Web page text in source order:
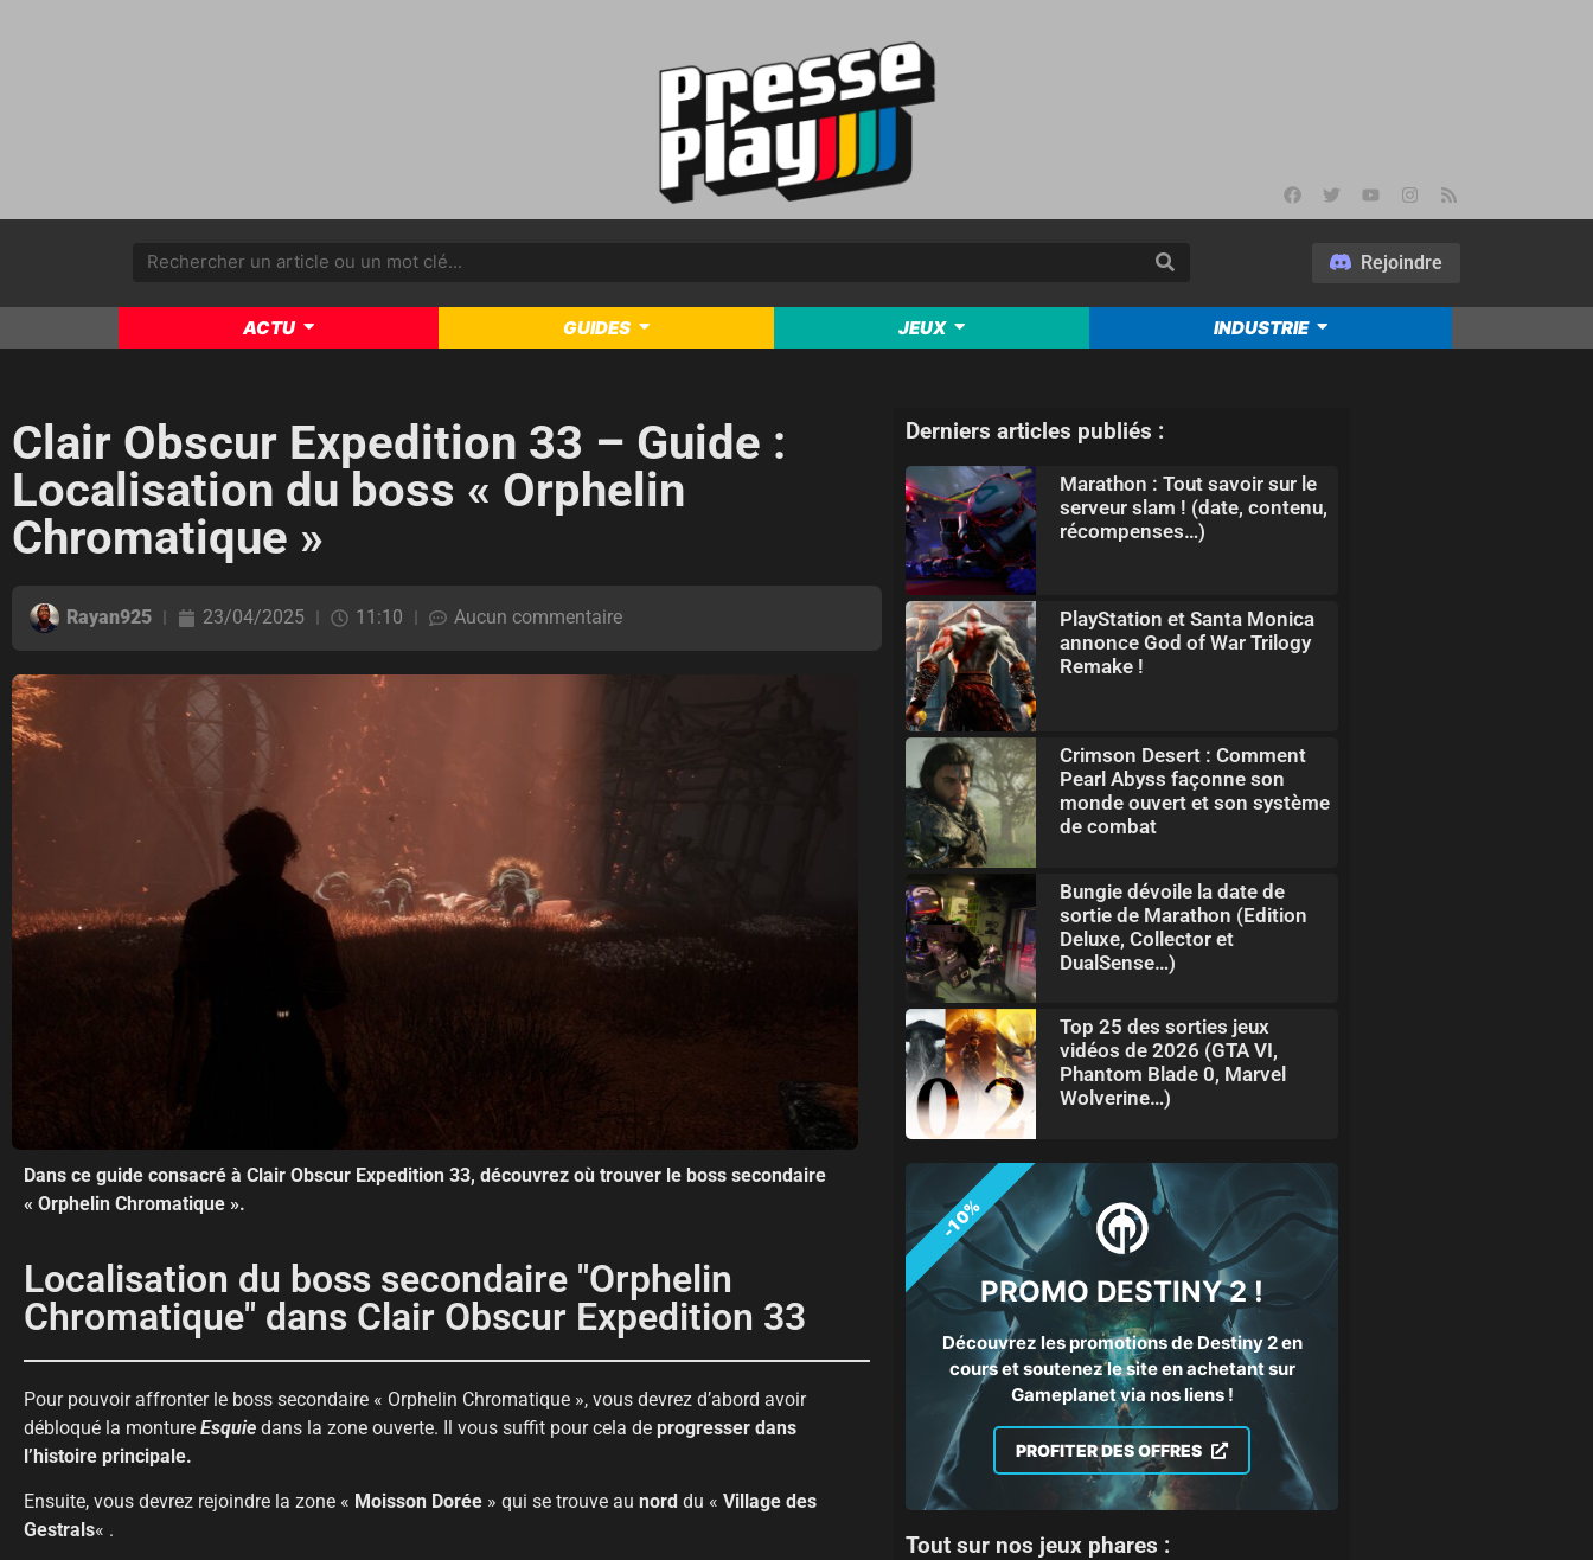
Rejoindre
ACTU GUIDES JEUX INDUSTRIE
Clair Obscur Expedition 33 – Guide :
Localisation du boss « Orphelin
Chromatique »
Rayan925 23/04/2025 11:10 Aucun commentaire
Dans ce guide consacré à Clair Obscur Expedition 33, découvrez où trouver le boss secondaire
« Orphelin Chromatique ».
Localisation du boss secondaire "Orphelin
Chromatique" dans Clair Obscur Expedition 33
Pour pouvoir affronter le boss secondaire « Orphelin Chromatique », vous devrez d’abord avoir
débloqué la monture Esquie dans la zone ouverte. Il vous suffit pour cela de progresser dans
l’histoire principale.
Ensuite, vous devrez rejoindre la zone « Moisson Dorée » qui se trouve au nord du « Village des
Gestrals« .
Derniers articles publiés :
Marathon : Tout savoir sur le
serveur slam ! (date, contenu,
récompenses…)
PlayStation et Santa Monica
annonce God of War Trilogy
Remake !
Crimson Desert : Comment
Pearl Abyss façonne son
monde ouvert et son système
de combat
Bungie dévoile la date de
sortie de Marathon (Edition
Deluxe, Collector et
DualSense…)
Top 25 des sorties jeux
vidéos de 2026 (GTA VI,
Phantom Blade 0, Marvel
Wolverine…)
PROMO DESTINY 2 !
Découvrez les promotions de Destiny 2 en
cours et soutenez le site en achetant sur
Gameplanet via nos liens !
PROFITER DES OFFRES
-10%
Tout sur nos jeux phares :